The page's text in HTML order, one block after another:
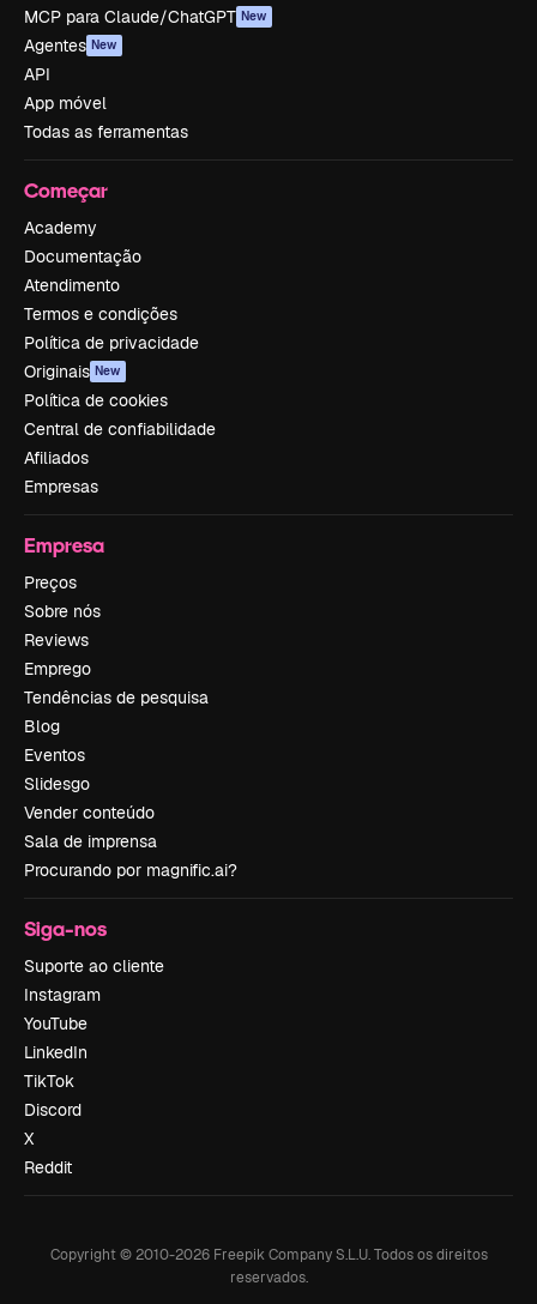
MCP para Claude/ChatGPT New
Agentes New
API
App móvel
Todas as ferramentas
Começar
Academy
Documentação
Atendimento
Termos e condições
Política de privacidade
Originais New
Política de cookies
Central de confiabilidade
Afiliados
Empresas
Empresa
Preços
Sobre nós
Reviews
Emprego
Tendências de pesquisa
Blog
Eventos
Slidesgo
Vender conteúdo
Sala de imprensa
Procurando por magnific.ai?
Siga-nos
Suporte ao cliente
Instagram
YouTube
LinkedIn
TikTok
Discord
X
Reddit
Copyright © 2010-2026Freepik Company S.L.U. Todos os direitos
reservados.